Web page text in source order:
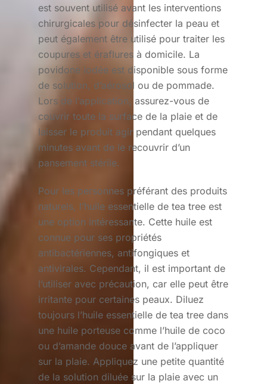
est souvent utilisé avant les interventions
chirurgicales pour désinfecter la peau et
peut également être utilisé pour traiter les
coupures et éraflures à domicile. La
povidone iodée est disponible sous forme
de solution, d’aérosol ou de pommade.
Lors de l’application, assurez-vous de
couvrir toute la surface de la plaie et de
laisser le produit agir pendant quelques
minutes avant de le recouvrir d’un
pansement stérile.
Pour les personnes préférant des produits
naturels, l’huile essentielle de tea tree est
une option intéressante. Cette huile est
connue pour ses propriétés
antibactériennes, antifongiques et
antivirales. Cependant, il est important de
l’utiliser avec précaution, car elle peut être
irritante pour certaines peaux. Diluez
toujours l’huile essentielle de tea tree dans
une huile porteuse comme l’huile de coco
ou d’amande douce avant de l’appliquer
sur la plaie. Appliquez une petite quantité
de la solution diluée sur la plaie avec un